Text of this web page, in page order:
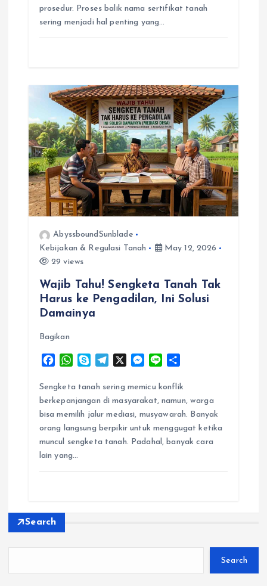
o
o
A
p
r
a
n
g
prosedur. Proses balik nama sertifikat tanah
sering menjadi hal penting yang…
AbyssboundSunblade
Kebijakan & Regulasi Tanah
May 12, 2026
29 views
Wajib Tahu! Sengketa Tanah Tak
Harus ke Pengadilan, Ini Solusi
Damainya
Bagikan
c
e
b
o
o
W
a
t
s
A
p
y
p
e
l
e
g
r
a
M
s
s
e
n
g
n
e
a
r
e
Sengketa tanah sering memicu konflik
berkepanjangan di masyarakat, namun, warga
bisa memilih jalur mediasi, musyawarah. Banyak
orang langsung berpikir untuk menggugat ketika
muncul sengketa tanah. Padahal, banyak cara
lain yang…
Search
Search